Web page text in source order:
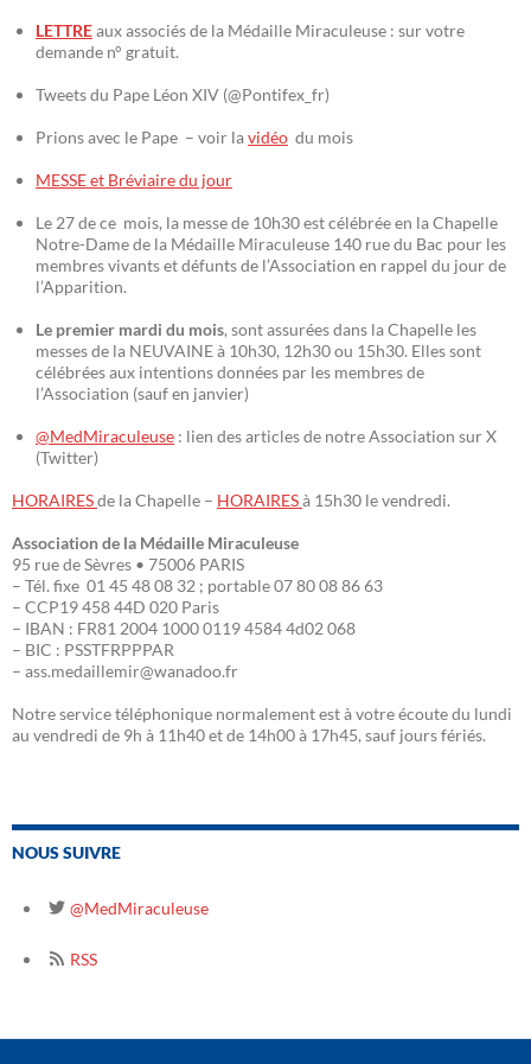
LETTREaux associés de la Médaille Miraculeuse : sur votre
demande n° gratuit.
Tweets du Pape Léon XIV (@Pontifex_fr)
Prions avec le Pape – voir lavidéo du mois
MESSE et Bréviaire du jour
Le 27 de ce mois, la messe de 10h30 est célébrée en la Chapelle
Notre-Dame de la Médaille Miraculeuse 140 rue du Bac pour les
membres vivants et défunts de l’Association en rappel du jour de
l’Apparition.
Le premier mardi du mois, sont assurées dans la Chapelle les
messes de la NEUVAINE à 10h30, 12h30 ou 15h30. Elles sont
célébrées aux intentions données par les membres de
l’Association (sauf en janvier)
@MedMiraculeuse : lien des articles de notre Association sur X
(Twitter)
HORAIRESde la Chapelle – HORAIRESà 15h30 le vendredi.
Association de la Médaille Miraculeuse
95 rue de Sèvres • 75006 PARIS
– Tél. fixe 01 45 48 08 32 ; portable 07 80 08 86 63
– CCP19 458 44D 020 Paris
– IBAN : FR81 2004 1000 0119 4584 4d02 068
– BIC : PSSTFRPPPAR
– ass.medaillemir@wanadoo.fr
Notre service téléphonique normalement est à votre écoute du lundi
au vendredi de 9h à 11h40 et de 14h00 à 17h45, sauf jours fériés.
NOUS SUIVRE
@MedMiraculeuse
RSS